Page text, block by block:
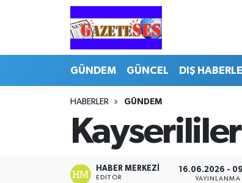
GÜNDEM GÜNCEL DIŞ
HABERLER GÜNDEM
HABER MERKEZI
EDITÖR
16.06.2026 -
YAYINLANMA